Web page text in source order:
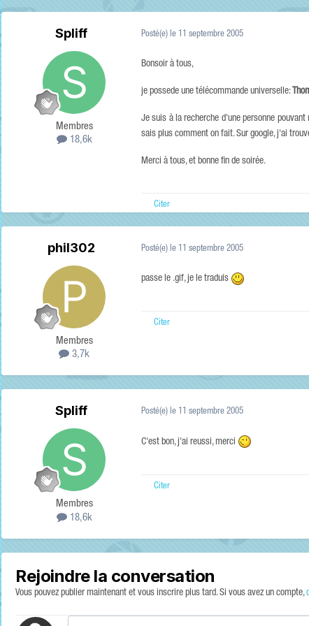
Spliff
Membres
18,6k
Posté(e) le 11 septembre 2005
Bonsoir à tous,
je possede une télécommande universelle:
Je suis à la recherche d'une personne
sais plus comment on fait. Sur google, j'ai
Merci à tous, et bonne fin de soirée.
Citer
phil302
Membres
3,7k
Posté(e) le 11 septembre 2005
passe le .gif, je le traduis
Citer
Spliff
Membres
18,6k
Posté(e) le 11 septembre 2005
C'est bon, j'ai reussi, merci
Citer
Rejoindre la conversation
Vous pouvez publier maintenant et vous inscrire plus tard. Si vous avez un compte,